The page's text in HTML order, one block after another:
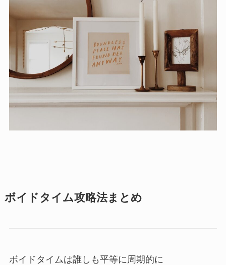
ボイドタイム攻略法まとめ
ボイドタイムは誰しも平等に周期的に